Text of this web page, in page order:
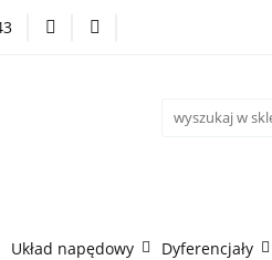
Układ napędowy Dyferencjały